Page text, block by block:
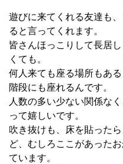
遊びに来てくれる友達も
ると言ってくれます。
皆さんほっこりして長居
くても。
何人来ても座る場所もあ
階段にも座れるんです。
人数の多い少ない関係な
って嬉しいです。
吹き抜けも、床を貼った
ど、むしろここがあった
ています。